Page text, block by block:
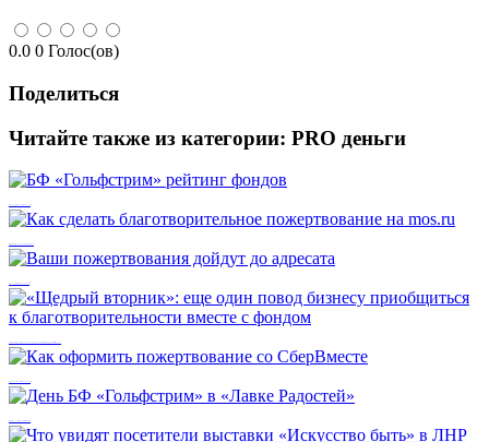
0.0 0 Голос(ов)
Поделиться
Читайте также из категории: PRO деньги